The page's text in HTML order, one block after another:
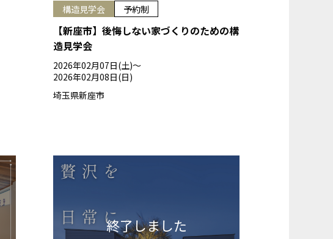
構造見学会 予約制
【新座市】後悔しない家づくりのための構
造見学会
2026年02月07日(土)〜
2026年02月08日(日)
埼玉県新座市